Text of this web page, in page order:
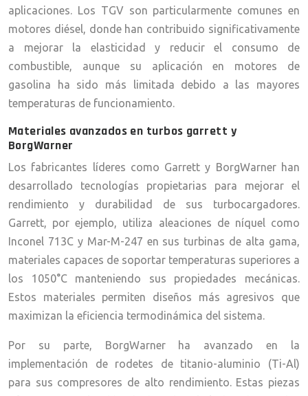
aplicaciones. Los TGV son particularmente comunes en
motores diésel, donde han contribuido significativamente
a mejorar la elasticidad y reducir el consumo de
combustible, aunque su aplicación en motores de
gasolina ha sido más limitada debido a las mayores
temperaturas de funcionamiento.
Materiales avanzados en turbos garrett y
BorgWarner
Los fabricantes líderes como Garrett y BorgWarner han
desarrollado tecnologías propietarias para mejorar el
rendimiento y durabilidad de sus turbocargadores.
Garrett, por ejemplo, utiliza aleaciones de níquel como
Inconel 713C y Mar-M-247 en sus turbinas de alta gama,
materiales capaces de soportar temperaturas superiores a
los 1050°C manteniendo sus propiedades mecánicas.
Estos materiales permiten diseños más agresivos que
maximizan la eficiencia termodinámica del sistema.
Por su parte, BorgWarner ha avanzado en la
implementación de rodetes de titanio-aluminio (Ti-Al)
para sus compresores de alto rendimiento. Estas piezas